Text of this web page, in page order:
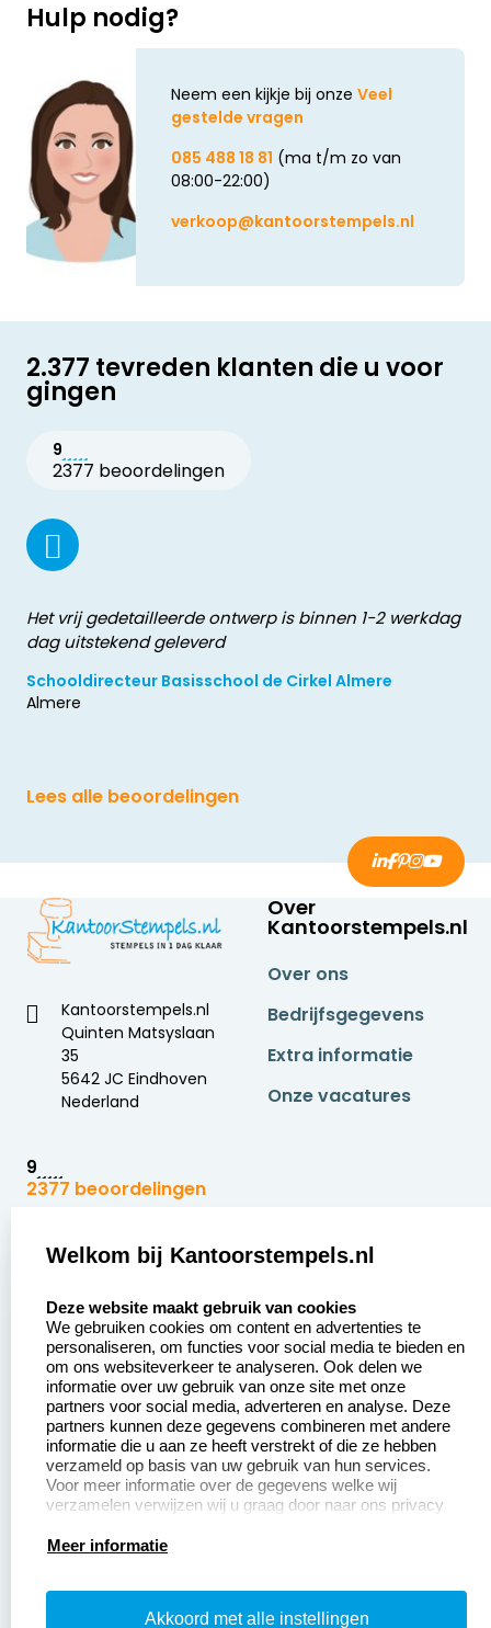
Hulp nodig?
Neem een kijkje bij onze Veel
gestelde vragen
085 488 18 81 (ma t/m zo van
08:00-22:00)
verkoop@kantoorstempels.nl
2.377 tevreden klanten die u voor
gingen
9
2377 beoordelingen
Het vrij gedetailleerde ontwerp is binnen 1-2 werkdag
dag uitstekend geleverd
Schooldirecteur Basisschool de Cirkel Almere
Almere
Lees alle beoordelingen
Kantoorstempels.nl
Quinten Matsyslaan
35
5642 JC Eindhoven
Nederland
9
2377 beoordelingen
Over
Kantoorstempels.nl
Over ons
Bedrijfsgegevens
Extra informatie
Onze vacatures
Zakelijk:
Aanvraag op maat
Betaling &
Verzending
Wederverkoper
worden
Sale
Klantenservice:
Contact opnemen
Veel gestelde vragen
Retourneren
Herroepingsrecht
Productinformatie:
Instructiepagina
Welkom bij Kantoorstempels.nl
Deze website maakt gebruik van cookies
We gebruiken cookies om content en advertenties te
personaliseren, om functies voor social media te bieden en
om ons websiteverkeer te analyseren. Ook delen we
informatie over uw gebruik van onze site met onze
partners voor social media, adverteren en analyse. Deze
partners kunnen deze gegevens combineren met andere
informatie die u aan ze heeft verstrekt of die ze hebben
verzameld op basis van uw gebruik van hun services.
Voor meer informatie over de gegevens welke wij
verzamelen verwijzen wij u graag door naar ons privacy
Meer informatie
Akkoord met alle instellingen